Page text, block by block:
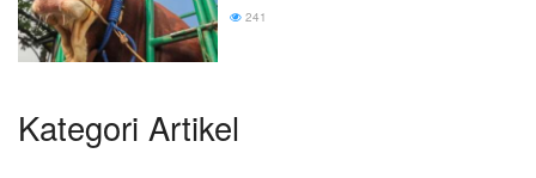
241
Kategori Artikel